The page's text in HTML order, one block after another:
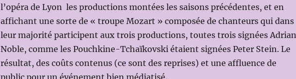
l’opéra de Lyon les productions montées les saisons précédentes, et en
affichant une sorte de « troupe Mozart » composée de chanteurs qui dans
leur majorité participent aux trois productions, toutes trois signées Adrian
Noble, comme les Pouchkine-Tchaïkovski étaient signées Peter Stein. Le
résultat, des coûts contenus (ce sont des reprises) et une affluence de
public pour un événement bien médiatisé.